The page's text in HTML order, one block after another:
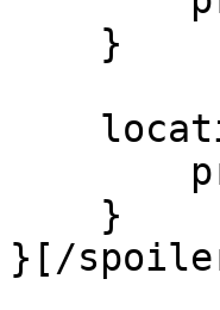
}[/